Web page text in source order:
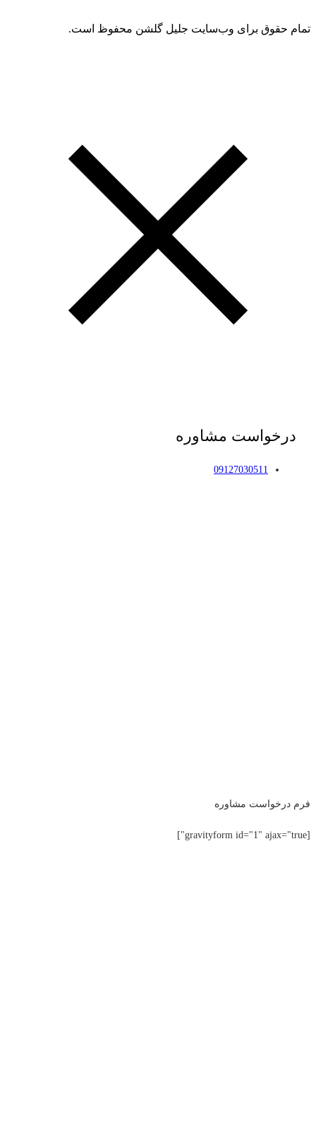
تمام حقوق برای وب‌سایت جلیل گلشن محفوظ است.
درخواست مشاوره
09127030511
فرم درخواست مشاوره
[gravityform id="1" ajax="true"]